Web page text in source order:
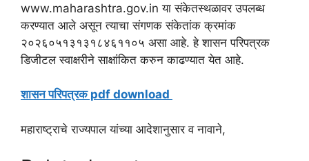
www.maharashtra.gov.in या संकेतस्थळावर उपलब्ध
करण्यात आले असून त्याचा संगणक संकेतांक क्रमांक
२०२६०५१३१३१८४६११०५ असा आहे. हे शासन परिपत्रक
डिजीटल स्वाक्षरीने साक्षांकित करुन काढण्यात येत आहे.
शासन परिपत्रक pdf download
महाराष्ट्राचे राज्यपाल यांच्या आदेशानुसार व नावाने,